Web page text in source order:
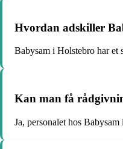
Hvordan adskiller
Babysam i Holstebro har et
Kan man få
Ja, personalet hos